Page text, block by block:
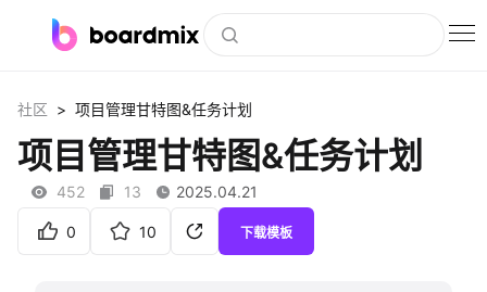
社区资源
下载
社区 > 项目管理甘特图&任务计划
项目管理甘特图&任务计划
452 13 2025.04.21
0 10 下载模板